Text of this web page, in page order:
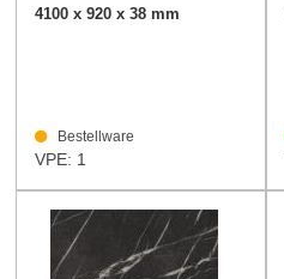
Schiefer
4100 x 920 x 38 mm
Bestellware
VPE: 1